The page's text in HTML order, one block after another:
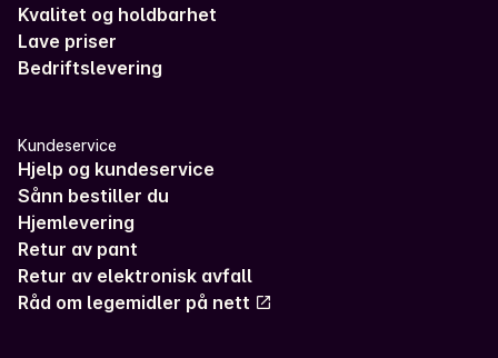
Kvalitet og holdbarhet
Lave priser
Bedriftslevering
Kundeservice
Hjelp og kundeservice
Sånn bestiller du
Hjemlevering
Retur av pant
Retur av elektronisk avfall
Råd om legemidler på nett